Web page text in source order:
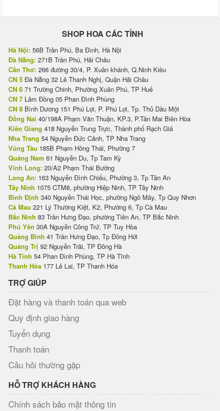
SHOP HOA CÁC TỈNH
Hà Nội: 56B Trần Phú, Ba Đình, Hà Nội
Đà Nẵng: 271B Trần Phú, Hải Châu
Cần Thơ: 266 đường 30/4, P. Xuân khánh, Q.Ninh Kiều
CN 5 Đà Nẵng 32 Lê Thanh Nghị, Quận Hải Châu
CN 6 71 Trường Chinh, Phường Xuân Phú, TP Huế
CN 7 Lâm Đồng 05 Phan Đình Phùng
CN 8 Bình Dương 151 Phú Lợi, P. Phú Lợi, Tp. Thủ Dầu Một
Đồng Nai 40/198A Phạm Văn Thuận, KP.3, P.Tân Mai Biên Hòa
Kiên Giang 418 Nguyễn Trung Trực, Thành phố Rạch Giá
Nha Trang 54 Nguyễn Đức Cảnh, TP Nha Trang
Vũng Tàu 185B Phạm Hồng Thái, Phường 7
Quảng Nam 61 Nguyễn Du, Tp Tam Kỳ
Vĩnh Long: 20/A2 Phạm Thái Bường
Long An: 163 Nguyễn Đình Chiểu, Phường 3, Tp Tân An
Tây Ninh 1075 CTM8, phường Hiệp Ninh, TP Tây Ninh
Bình Định 340 Nguyễn Thái Học, phường Ngô Mây, Tp Quy Nhơn
Cà Mau 221 Lý Thường Kiệt, K2, Phường 6, Tp Cà Mau
Bắc Ninh 83 Trần Hưng Đạo, phường Tiền An, TP Bắc Ninh
Phú Yên 30A Nguyễn Công Trứ, TP Tuy Hòa
Quảng Bình 41 Trần Hưng Đạo, Tp Đồng Hới
Quảng Trị 92 Nguyễn Trãi, TP Đông Hà
Hà Tĩnh 54 Phan Đình Phùng, TP Hà Tĩnh
Thanh Hóa 177 Lê Lai, TP Thanh Hóa
TRỢ GIÚP
Đặt hàng và thanh toán qua web
Quy định giao hàng
Tuyển dụng
Thanh toán
Câu hỏi thường gặp
HỖ TRỢ KHÁCH HÀNG
Chính sách bảo mật thông tin